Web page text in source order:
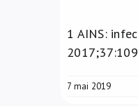
1 AINS:
2017;37:109
7 mai 2019